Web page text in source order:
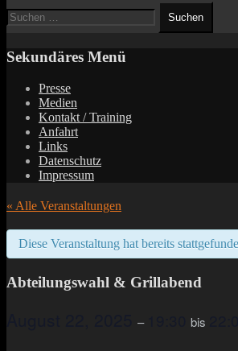
Suchen
Suchen
nach:
Sekundäres Menü
Zum
Inhalt
springen
Presse
Medien
Kontakt / Training
Anfahrt
Links
Datenschutz
Impressum
« Alle Veranstaltungen
Diese Veranstaltung hat bereits
Abteilungswahl & Grillabend
– bis